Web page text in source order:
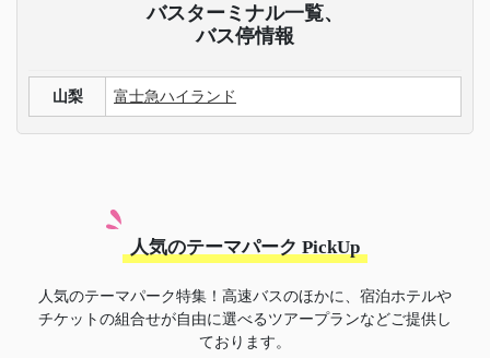
バスターミナル一覧、
バス停情報
山梨 富士急ハイランド
人気のテーマパーク PickUp
人気のテーマパーク特集！高速バスのほかに、宿泊ホテルや
チケットの組合せが自由に選べるツアープランなどご提供し
ております。